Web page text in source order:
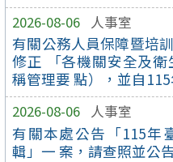
2026-08-06 人事室
有關公務人員保障暨培
修正 「各機關安全及
稱管理要 點），並自
2026-08-06 人事室
有關本處公告「115年
輯」一 案，請查照並公